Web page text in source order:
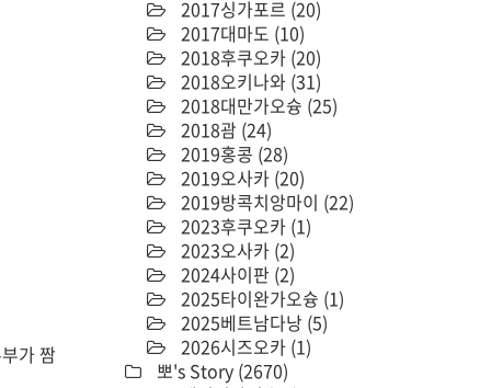
가 짬
2017싱가포르 (20)
2017대마도 (10)
2018후쿠오카 (20)
2018오키나와 (31)
2018대만가오슝 (25)
2018괌 (24)
2019홍콩 (28)
2019오사카 (20)
2019방콕치앙마이 (22)
2023후쿠오카 (1)
2023오사카 (2)
2024사이판 (2)
2025타이완가오슝 (1)
2025베트남다낭 (5)
2026시즈오카 (1)
뽀's Story (2670)